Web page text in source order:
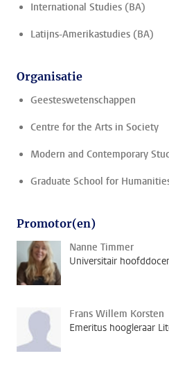
International Studies (BA)
Latijns-Amerikastudies (BA)
Organisatie
Geesteswetenschappen
Centre for the Arts in Society
Modern and Contemporary
Graduate School for
Promotor(en)
Nanne Timmer
Universitair
Frans Willem Korsten
Emeritus hoogleraar